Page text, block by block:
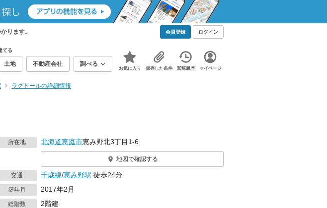
ります。 会員登録 ログイン
てる
土地 不動産会社 調べる
お気に入り 保存した条件 閲覧履歴 マイページ
ラグドールの詳細情報
所在地 北海道恵庭市恵み野北3丁目1-6
地図で確認する
交通 千歳線/恵み野駅 徒歩24分
築年月 2017年2月
総階数 2階建